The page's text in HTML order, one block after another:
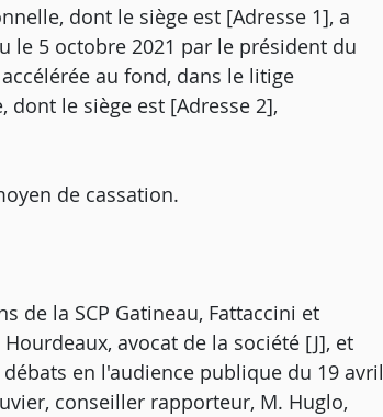
dont le siège est [Adresse 1], a
le 5 octobre 2021 par le président du
au fond, dans le litige
le siège est [Adresse 2],
de cassation.
de la SCP Gatineau, Fattaccini et
avocat de la société [J], et
en l'audience publique du 19 avril
conseiller rapporteur, M. Huglo,